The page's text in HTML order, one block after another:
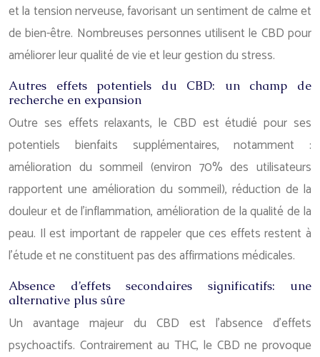
et la tension nerveuse, favorisant un sentiment de calme et
de bien-être. Nombreuses personnes utilisent le CBD pour
améliorer leur qualité de vie et leur gestion du stress.
Autres effets potentiels du CBD: un champ de
recherche en expansion
Outre ses effets relaxants, le CBD est étudié pour ses
potentiels bienfaits supplémentaires, notamment :
amélioration du sommeil (environ 70% des utilisateurs
rapportent une amélioration du sommeil), réduction de la
douleur et de l’inflammation, amélioration de la qualité de la
peau. Il est important de rappeler que ces effets restent à
l’étude et ne constituent pas des affirmations médicales.
Absence d’effets secondaires significatifs: une
alternative plus sûre
Un avantage majeur du CBD est l’absence d’effets
psychoactifs. Contrairement au THC, le CBD ne provoque